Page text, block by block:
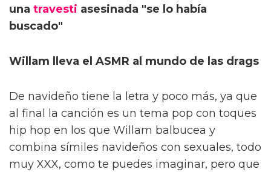
una travesti asesinada "se lo había
buscado"
Willam lleva el ASMR al mundo de las drags
De navideño tiene la letra y poco más, ya que
al final la canción es un tema pop con toques
hip hop en los que Willam balbucea y
combina símiles navideños con sexuales, todo
muy XXX, como te puedes imaginar, pero que